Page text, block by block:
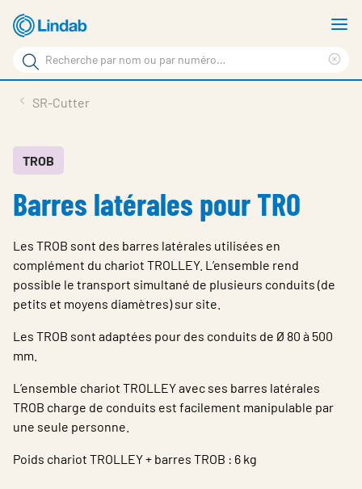
Aller
au
contenu
principal
Rechercher
Rechercher
sur
site
En vedette
À propos de Lindab
Downloads
Identification
Choisir la langue
Switzerland - French
SR-Cutter
TROB
Barres latérales pour TRO
Les TROB sont des barres latérales utilisées en
complément du chariot TROLLEY. L’ensemble rend
possible le transport simultané de plusieurs conduits (de
petits et moyens diamètres) sur site.
Les TROB sont adaptées pour des conduits de Ø 80 à 500
mm.
L’ensemble chariot TROLLEY avec ses barres latérales
TROB charge de conduits est facilement manipulable par
une seule personne.
Poids chariot TROLLEY + barres TROB : 6 kg